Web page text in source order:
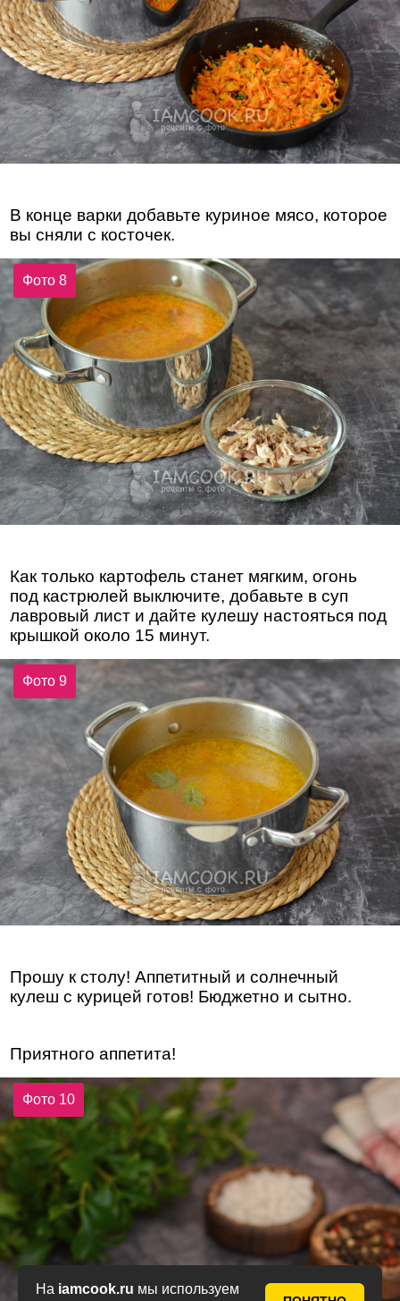
На iamcook.ru мы используем
В конце варки добавьте куриное мясо, которое
вы сняли с косточек.
Фото 8
Как только картофель станет мягким, огонь
под кастрюлей выключите, добавьте в суп
лавровый лист и дайте кулешу настояться под
крышкой около 15 минут.
Фото 9
Прошу к столу! Аппетитный и солнечный
кулеш с курицей готов! Бюджетно и сытно.
Приятного аппетита!
Фото 10